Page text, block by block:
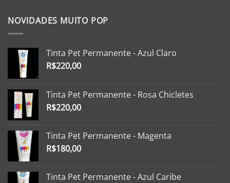
NOVIDADES MUITO POP
Tinta Pet Permanente - Azul Claro
R$220,00
Tinta Pet Permanente - Rosa Chicletes
R$220,00
Tinta Pet Permanente - Magenta
R$180,00
Tinta Pet Permanente - Azul Caribe